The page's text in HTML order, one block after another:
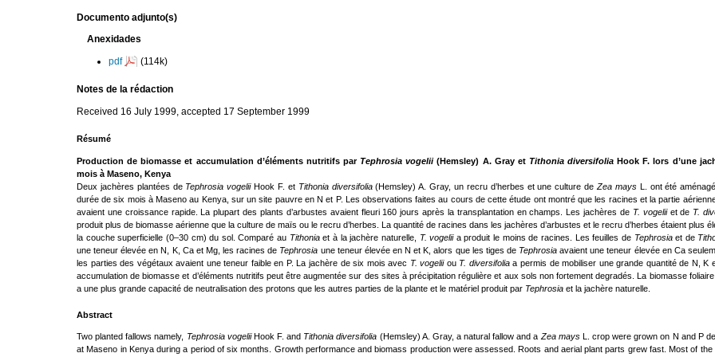
Documento adjunto(s)
Anexidades
pdf
(114k)
Notes de la rédaction
Received 16 July 1999, accepted 17 September 1999
Résumé
Production de biomasse et accumulation d’éléments nutritifs par Tephrosia vogelii(Hemsley) A. Gray et Tithonia diversifoliaHook F. lors d’une
mois à Maseno, Kenya
Deux jachères plantées de Tephrosia vogeliiHook F. et Tithonia diversifolia(Hemsley) A. Gray, un recru d’herbes et une culture deZea mays L. ont été
durée de six mois à Maseno au Kenya, sur un site pauvre en N et P. Les observations faites au cours de cette étude ont montré que les racines et la partie
avaient une croissance rapide. La plupart des plants d’arbustes avaient fleuri 160 jours après la transplantation en champs. Les jachères de T. vogelii et de T.
produit plus de biomasse aérienne que la culture de maïs ou le recru d’herbes. La quantité de racines dans les jachères d’arbustes et le recru d’herbes étaient plus
la couche superficielle (0–30 cm) du sol. Comparé au Tithoniaet à la jachère naturelle, T. vogelii a produit le moins de racines. Les feuilles de Tephrosiaet de
une teneur élevée en N, K, Ca et Mg, les racines de Tephrosia une teneur élevée en N et K, alors que les tiges de Tephrosiaavaient une teneur élevée en Ca
les parties des végétaux avaient une teneur faible en P. La jachère de six mois avec T. vogelii ou T. diversifoliaa permis de mobiliser une grande quantité de N, K
accumulation de biomasse et d’éléments nutritifs peut être augmentée sur des sites à précipitation régulière et aux sols non fortement degradés. La biomasse
a une plus grande capacité de neutralisation des protons que les autres parties de la plante et le matériel produit par Tephrosia et la jachère naturelle.
Abstract
Two planted fallows namely, Tephrosia vogelii Hook F. and Tithonia diversifolia (Hemsley) A. Gray, a natural fallow and a Zea mays
L. crop were grown on N and P
at Maseno in Kenya during a period of six months. Growth performance and biomass production were assessed. Roots and aerial plant parts grew fast. Most of